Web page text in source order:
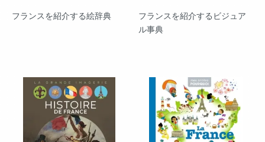
フランスを紹介する絵辞典
フランスを紹介するビジュア
ル事典